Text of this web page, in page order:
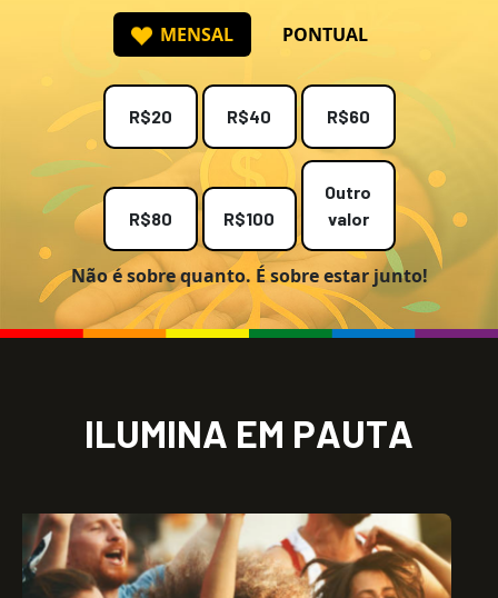
MENSAL PONTUAL
R$20 R$40 R$60
R$80 R$100
Outro
valor
Não é sobre quanto. É sobre estar junto!
ILUMINA EM PAUTA